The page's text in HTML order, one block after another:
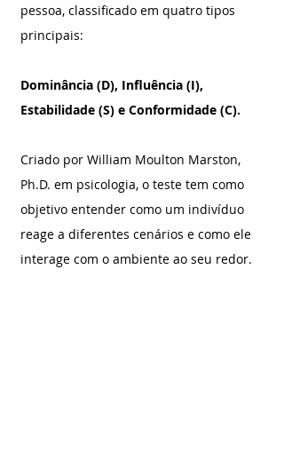
pessoa, classificado em quatro tipos
principais:
Dominância (D), Influência (I),
Estabilidade (S) e Conformidade (C).
Criado por William Moulton Marston,
Ph.D. em psicologia, o teste tem como
objetivo entender como um indivíduo
reage a diferentes cenários e como ele
interage com o ambiente ao seu redor.